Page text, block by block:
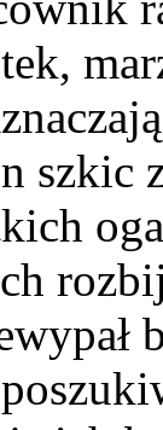
szkic